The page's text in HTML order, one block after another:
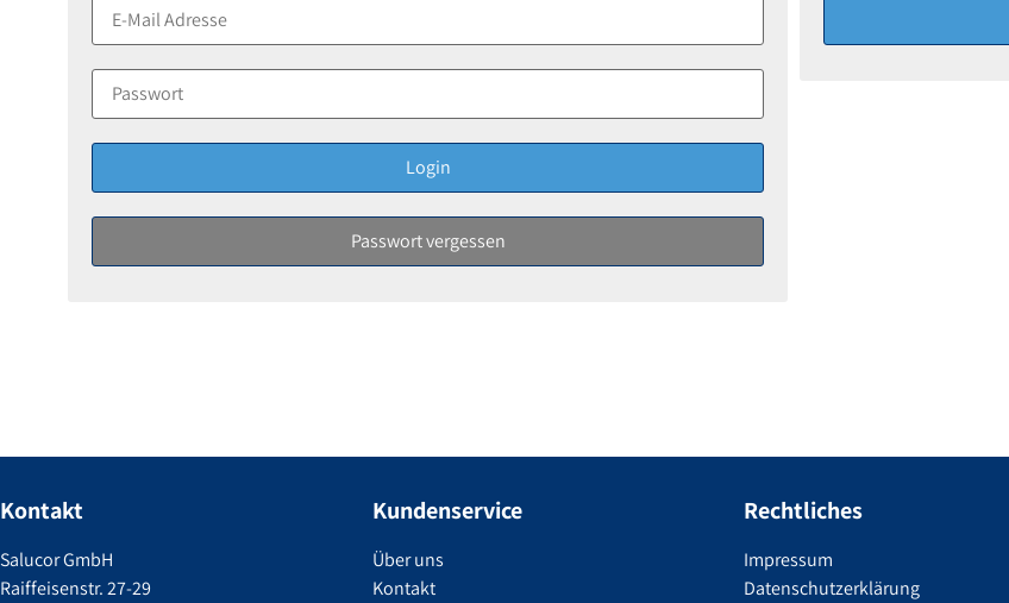
Kontakt
Salucor GmbH
Raiffeisenstr. 27-29
Kundenservice
Über uns
Kontakt
Rechtliches
Impressum
Datenschutzerklärung